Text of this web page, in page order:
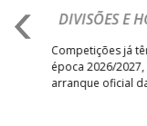
DIVISÕES E
Competições já
época 2026/
arranque oficial